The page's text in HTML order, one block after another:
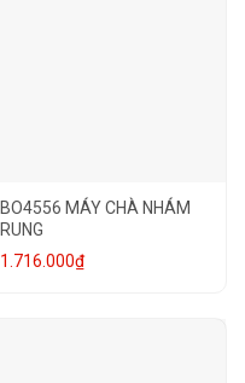
BO4556 MÁY CHÀ NHÁM
RUNG
1.716.000₫